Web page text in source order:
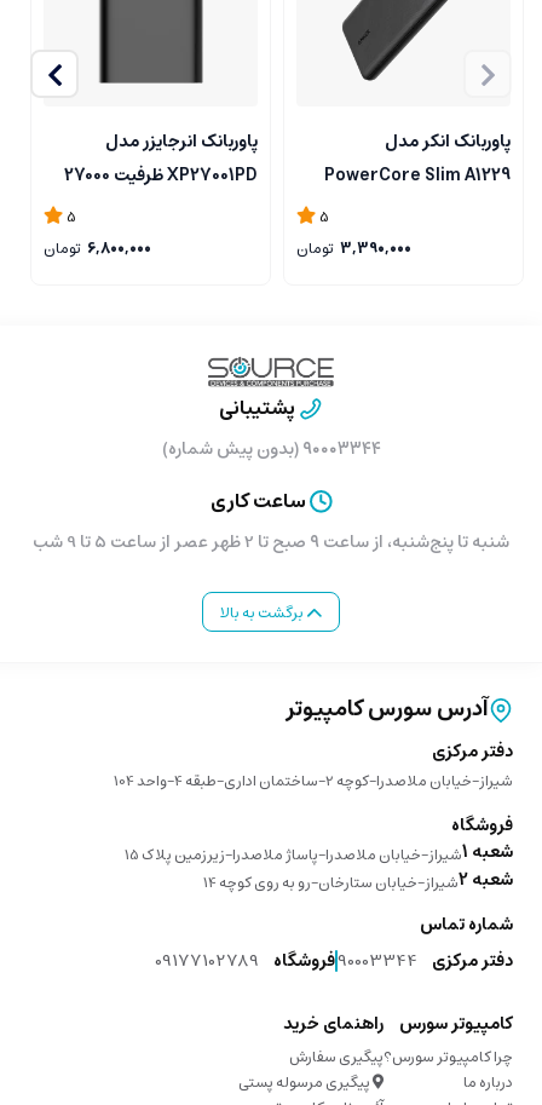
پاوربانک انکر مدل
PowerCore Slim A1229
5
3,390,000 تومان
پاوربانک انرجایزر مدل
XP27001PD ظرفیت 27000
5
6,800,000 تومان
پشتیبانی
۹۰۰۰۳۳۴۴ (بدون پیش شماره)
ساعت کاری
شنبه تا پنج‌شنبه، از ساعت ۹ صبح تا 2 ظهر عصر از ساعت 5 تا 9 شب
برگشت به بالا
آدرس سورس کامپیوتر
دفتر مرکزی
شیراز-خیابان ملاصدرا-کوچه 2-ساختمان اداری-طبقه 4-واحد 104
فروشگاه
شعبه 1 شیراز-خیابان ملاصدرا-پاساژ ملاصدرا-زیرزمین پلاک 15
شعبه 2 شیراز-خیابان ستارخان-رو به روی کوچه 14
شماره تماس
دفتر مرکزی 90003344فروشگاه 09177102789
کامپیوتر سورس
چرا کامپیوتر سورس؟
درباره ما
راهنمای خرید
پیگیری سفارش
پیگیری مرسوله پستی